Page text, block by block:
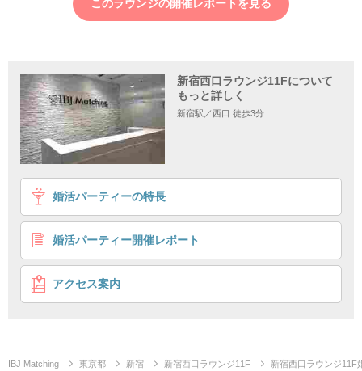
1 2 3 4
【超高身長＆高収入の男性】
20代限定！性格・容姿系企画♪
包容力のある男性 16タイプ性格診断付き♪
企画詳細
このラウンジの開催レポートを見る
新宿西口ラウンジ11Fについて
もっと詳しく
新宿駅／西口 徒歩3分
婚活パーティーの特長
婚活パーティー開催レポート
アクセス案内
IBJ Matching 東京都 新宿 新宿西口ラウンジ11F 新宿西口ラウンジ11F